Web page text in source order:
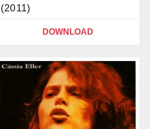
(2011)
DOWNLOAD